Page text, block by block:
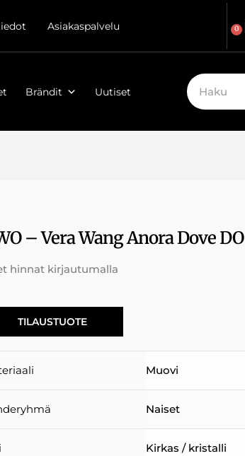
Asiakaspalvelu 0
Brändit Uutiset
– Vera Wang Anora Dove DO
hinnat kirjautumalla
TILAUSTUOTE
Muovi
Naiset
Kirkas / kristalli